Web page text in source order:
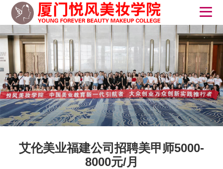
艾伦美业福建公司招聘美甲师5000-
8000元/月